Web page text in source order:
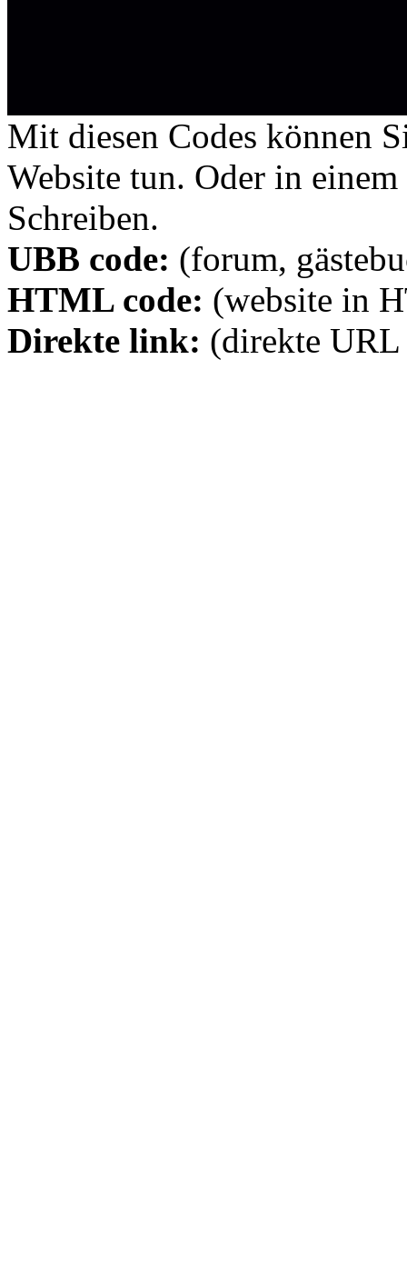
Mit diesen Codes können
Website tun. Oder in
Schreiben.
UBB code: (forum,
HTML code: (website in
Direkte link: (direkte